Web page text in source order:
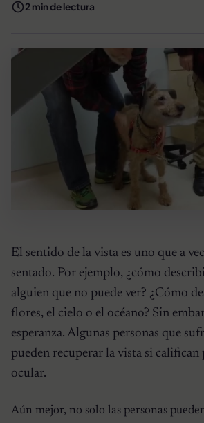
2 min de lectura
El sentido de la vista es uno que a
sentado. Por ejemplo, ¿cómo
alguien que no puede ver? ¿Cómo
flores, el cielo o el océano? Sin
esperanza. Algunas personas que
pueden recuperar la vista si califican
ocular.
Aún mejor, no solo las personas